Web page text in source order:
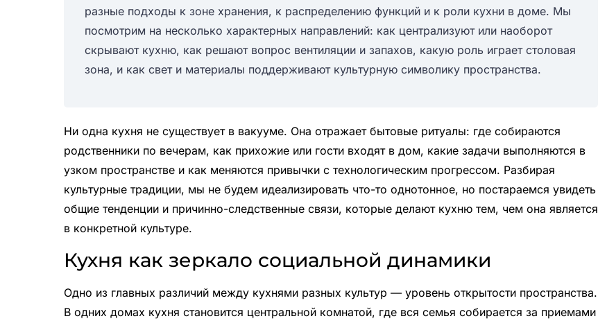
разные подходы к зоне хранения, к распределению функций и к роли кухни в доме. Мы
посмотрим на несколько характерных направлений: как централизуют или наоборот
скрывают кухню, как решают вопрос вентиляции и запахов, какую роль играет столовая
зона, и как свет и материалы поддерживают культурную символику пространства.
Ни одна кухня не существует в вакууме. Она отражает бытовые ритуалы: где собираются
родственники по вечерам, как прихожие или гости входят в дом, какие задачи выполняются в
узком пространстве и как меняются привычки с технологическим прогрессом. Разбирая
культурные традиции, мы не будем идеализировать что-то однотонное, но постараемся увидеть
общие тенденции и причинно-следственные связи, которые делают кухню тем, чем она является
в конкретной культуре.
Кухня как зеркало социальной динамики
Одно из главных различий между кухнями разных культур — уровень открытости пространства.
В одних домах кухня становится центральной комнатой, где вся семья собирается за приемами